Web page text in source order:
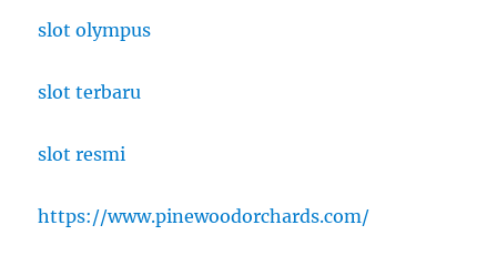
slot olympus
slot terbaru
slot resmi
https://www.pinewoodorchards.com/